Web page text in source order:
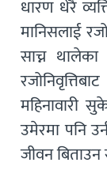
धारण धेरै
मानिसलाई
साच्न
महिनावारी
उमेरमा पनि
जीवन